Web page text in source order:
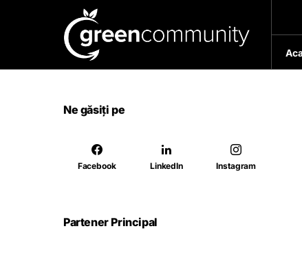
Ne găsiți pe
Facebook LinkedIn Instagram
Partener Principal